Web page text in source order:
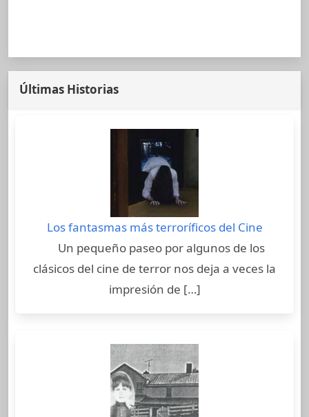
Últimas Historias
Los fantasmas más terroríficos del Cine
Un pequeño paseo por algunos de los
clásicos del cine de terror nos deja a veces la
impresión de […]